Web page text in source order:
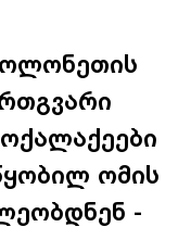
ომის
-